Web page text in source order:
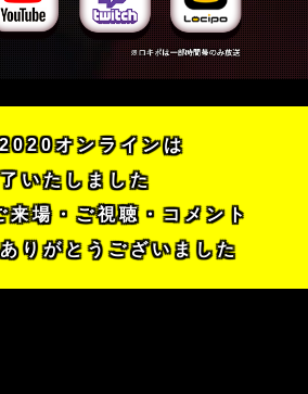
オンラインは
いたしました
来場・ご視聴・コメント
りがとうございました